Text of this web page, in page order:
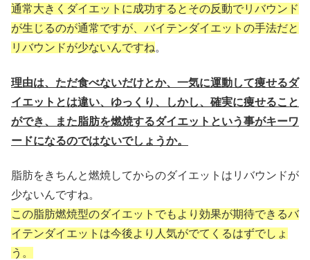
通常大きくダイエットに成功するとその反動でリバウンド
が生じるのが通常ですが、バイテンダイエットの手法だと
リバウンドが少ないんですね。
理由は、ただ食べないだけとか、一気に運動して痩せるダ
イエットとは違い、ゆっくり、しかし、確実に痩せること
ができ、また脂肪を燃焼するダイエットという事がキーワ
ードになるのではないでしょうか。
脂肪をきちんと燃焼してからのダイエットはリバウンドが
少ないんですね。
この脂肪燃焼型のダイエットでもより効果が期待できるバ
イテンダイエットは今後より人気がでてくるはずでしょ
う。